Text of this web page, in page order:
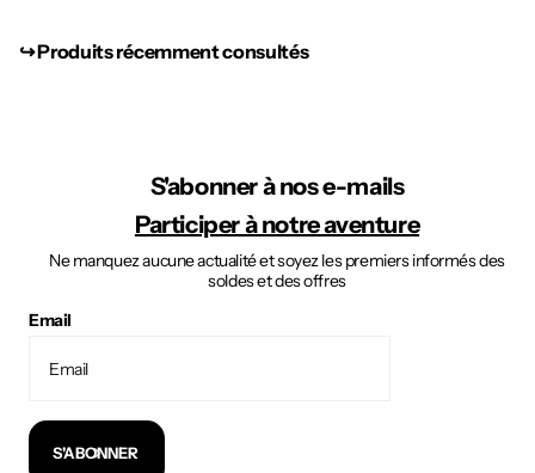
↪︎ Produits récemment consultés
S'abonner à nos e-mails
Participer à notre aventure
Ne manquez aucune actualité et soyez les premiers informés des
soldes et des offres
Email
S'ABONNER